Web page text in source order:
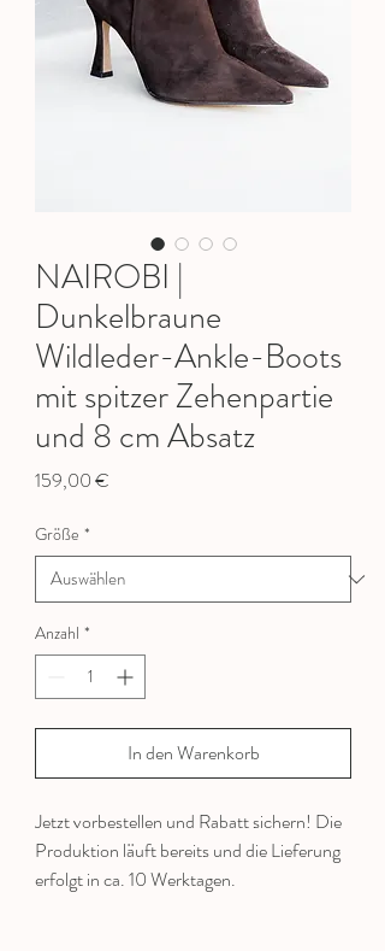
NAIROBI |
Dunkelbraune
Wildleder-Ankle-Boots
mit spitzer Zehenpartie
und 8 cm Absatz
159,00 €
Größe *
Anzahl *
In den Warenkorb
Jetzt vorbestellen und Rabatt sichern! Die
Produktion läuft bereits und die Lieferung
erfolgt in ca. 10 Werktagen.